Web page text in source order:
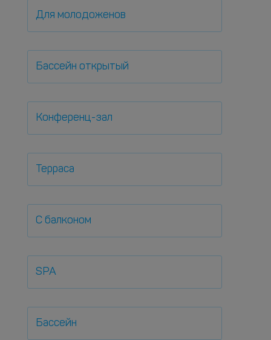
Для молодоженов
Бассейн открытый
Конференц-зал
Терраса
С балконом
SPA
Бассейн